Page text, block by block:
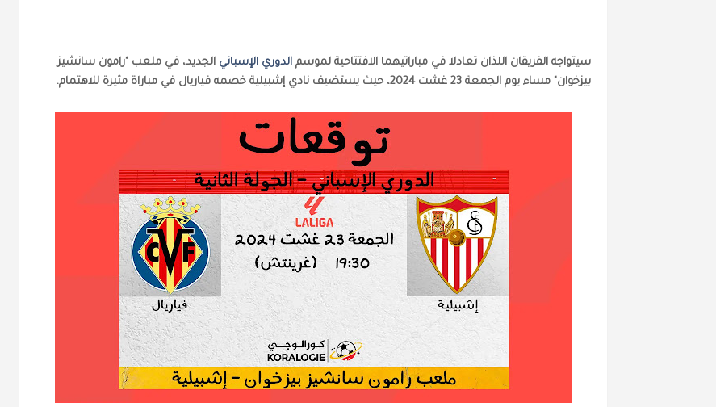
سيتواجه الفريقان اللذان تعادلا في مباراتيهما الافتتاحية لموسمالدوري الإسباني الجديد، في ملعب "رامون سانشيز
بيزخوان" مساء يوم الجمعة 23 غشت 2024، حيث يستضيف نادي إشبيلية خصمه فياريال في مباراة مثيرة للاهتمام.